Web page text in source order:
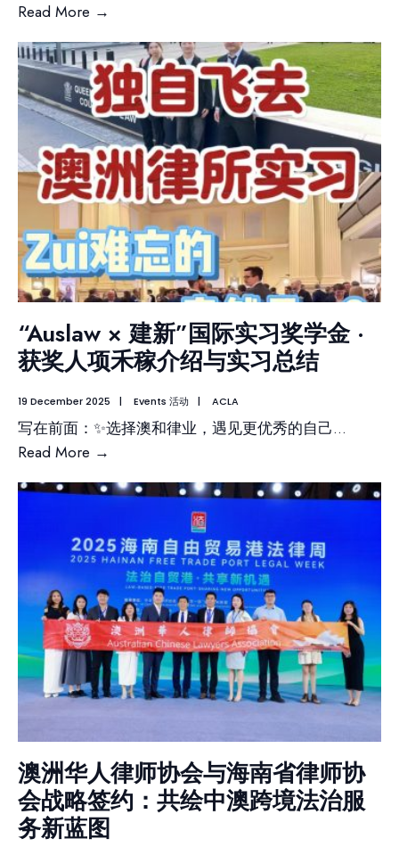
Read More →
“Auslaw × 建新”国际实习奖学金 ·
获奖人项禾稼介绍与实习总结
19 December 2025 | Events 活动 | ACLA
写在前面：✨选择澳和律业，遇见更优秀的自己...
Read More →
澳洲华人律师协会与海南省律师协
会战略签约：共绘中澳跨境法治服
务新蓝图